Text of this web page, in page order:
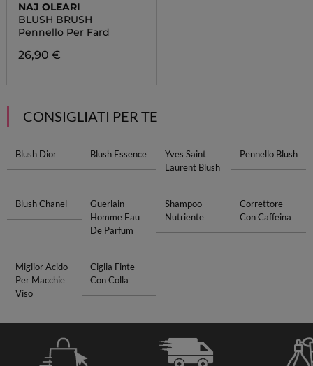
NAJ OLEARI
BLUSH BRUSH
Pennello Per Fard
26,90 €
CONSIGLIATI PER TE
Blush Dior Blush Essence
Yves Saint
Laurent Blush
Pennello Blush
Blush Chanel
Guerlain
Homme Eau
De Parfum
Shampoo
Nutriente
Correttore
Con Caffeina
Miglior Acido
Per Macchie
Viso
Ciglia Finte
Con Colla